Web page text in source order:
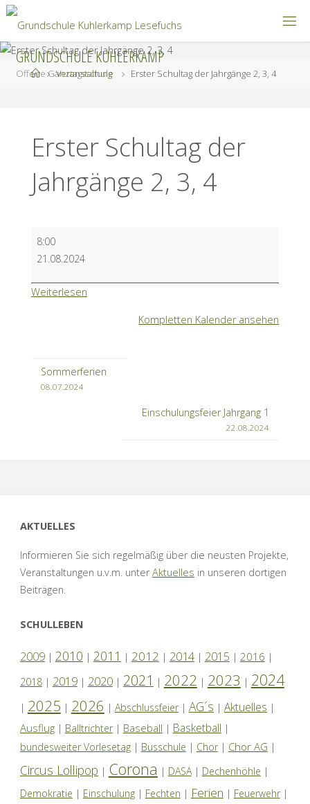
Zum
Inhalt
springen
GRUNDSCHULE KUHLERKAMP
Offene Ganztagsschule
StartVeranstaltung Erster Schultag der Jahrgänge 2, 3, 4
Erster Schultag der
Jahrgänge 2, 3, 4
Erster
Schultag
Jahrgänge
8:00
21.08.2024
Weiterlesen
Kompletten Kalender ansehen
Sommerferien
08.07.2024
Einschulungsfeier Jahrgang 1
22.08.2024
AKTUELLES
Informieren Sie sich regelmäßig über die neusten Projekte,
Veranstaltungen u.v.m. unterAktuelles in unseren dortigen
Beiträgen.
SCHULLEBEN
2009| 2010 | 2011 | 2012 | 2014| 2015 | 2016 |
2018| 2019| 2020| 2021 | 2022 | 2023 | 2024
| 2025 | 2026 | Abschlussfeier| AG´s | Aktuelles |
Ausflug| Balltrichter| Baseball | Basketball |
bundesweiter Vorlesetag| Busschule | Chor| Chor AG |
Circus Lollipop | Corona | DASA| Dechenhöhle |
Demokratie | Einschulung| Fechten | Ferien | Feuerwehr|